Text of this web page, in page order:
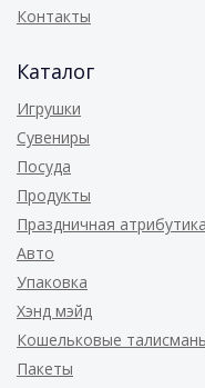
Контакты
Каталог
Игрушки
Сувениры
Посуда
Продукты
Праздничная атрибутика
Авто
Упаковка
Хэнд мэйд
Кошельковые
Пакеты